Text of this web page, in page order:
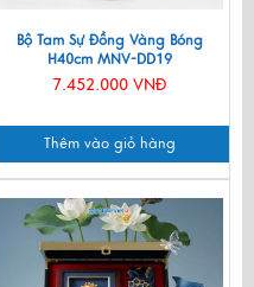
Bộ Tam Sự Đồng Vàng Bóng
H40cm MNV-DD19
7.452.000 VNĐ
Thêm vào giỏ hàng